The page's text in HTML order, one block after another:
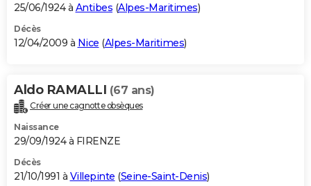
25/06/1924 à Antibes (Alpes-Maritimes)
Décès
12/04/2009 à Nice (Alpes-Maritimes)
Aldo RAMALLI (67 ans)
Créer une cagnotte obsèques
Naissance
29/09/1924 à FIRENZE
Décès
21/10/1991 à Villepinte (Seine-Saint-Denis)